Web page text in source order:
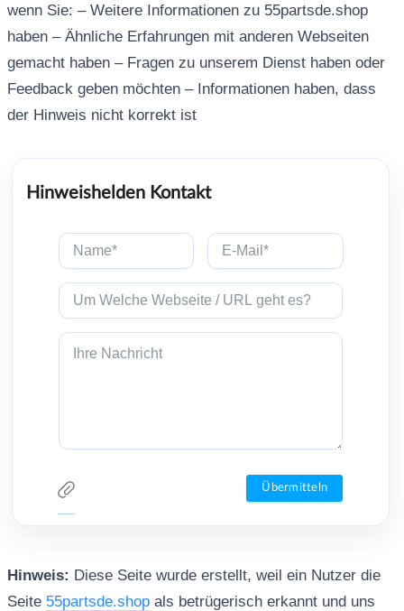
wenn Sie: – Weitere Informationen zu 55partsde.shop
haben – Ähnliche Erfahrungen mit anderen Webseiten
gemacht haben – Fragen zu unserem Dienst haben oder
Feedback geben möchten – Informationen haben, dass
der Hinweis nicht korrekt ist
Hinweishelden Kontakt
Hinweis: Diese Seite wurde erstellt, weil ein Nutzer die
Seite 55partsde.shopals betrügerisch erkannt und uns